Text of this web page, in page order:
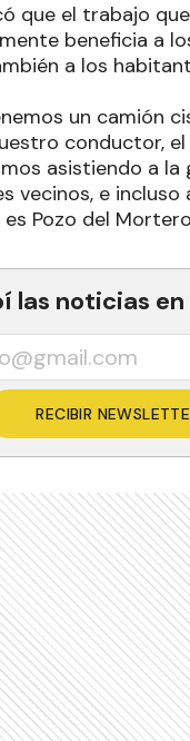
que el trabajo
beneficia a
a los
un camión
conductor,
asistiendo a la
vecinos, e
Pozo del
las noticias
RECIBIR